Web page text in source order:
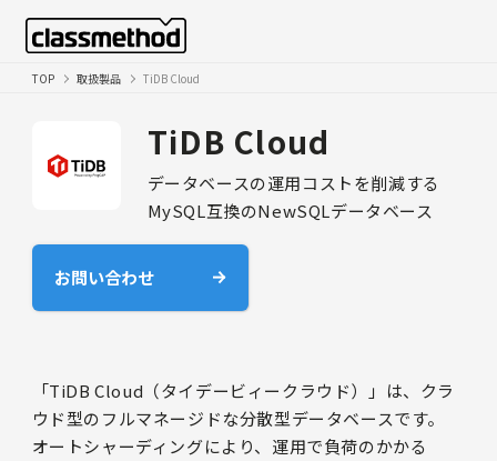
TOP 取扱製品 TiDB Cloud
TiDB Cloud
データベースの運用コストを削減する
MySQL互換のNewSQLデータベース
お問い合わせ
「TiDB Cloud（タイデービィークラウド）」は、クラ
ウド型のフルマネージドな分散型データベースです。
オートシャーディングにより、運用で負荷のかかる